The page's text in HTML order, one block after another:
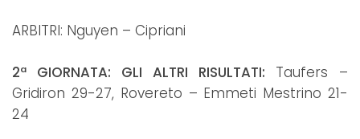
ARBITRI: Nguyen – Cipriani
2ª GIORNATA: GLI ALTRI RISULTATI: Taufers –
Gridiron 29-27, Rovereto – Emmeti Mestrino 21-
24